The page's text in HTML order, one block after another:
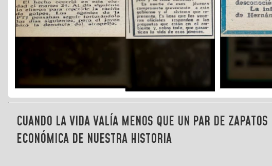
CUANDO LA VIDA VALÍA MENOS QUE UN PAR DE
ECONÓMICA DE NUESTRA HISTORIA